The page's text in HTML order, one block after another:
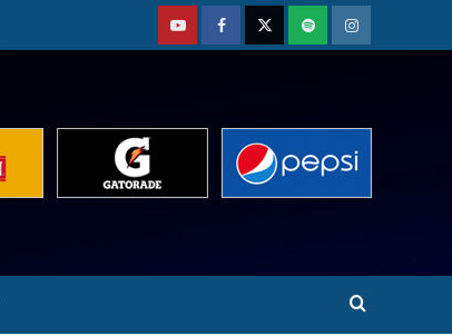
YoutubeFacebookTwitterPodcastInstagram